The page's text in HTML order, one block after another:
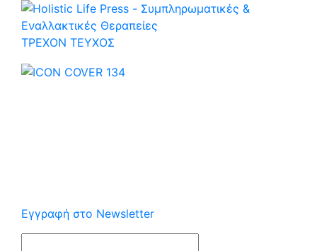
ΤΡΕΧOΝ ΤΕΥΧΟΣ
Εγγραφή στο Newsletter